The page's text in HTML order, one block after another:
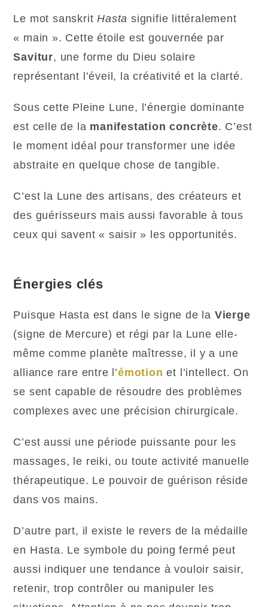
Le mot sanskritHasta signifie littéralement
« main ». Cette étoile est gouvernée par
Savitur, une forme du Dieu solaire
représentant l’éveil, la créativité et la clarté.
Sous cette Pleine Lune, l’énergie dominante
est celle de la manifestation concrète. C’est
le moment idéal pour transformer une idée
abstraite en quelque chose de tangible.
C’est la Lune des artisans, des créateurs et
des guérisseurs mais aussi favorable à tous
ceux qui savent « saisir » les opportunités.
Énergies clés
Puisque Hasta est dans le signe de la Vierge
(signe de Mercure) et régi par la Lune elle-
même comme planète maîtresse, il y a une
alliance rare entre l’émotion et l’intellect. On
se sent capable de résoudre des problèmes
complexes avec une précision chirurgicale.
C’est aussi une période puissante pour les
massages, le reiki, ou toute activité manuelle
thérapeutique. Le pouvoir de guérison réside
dans vos mains.
D’autre part, il existe le revers de la médaille
en Hasta. Le symbole du poing fermé peut
aussi indiquer une tendance à vouloir saisir,
retenir, trop contrôler ou manipuler les